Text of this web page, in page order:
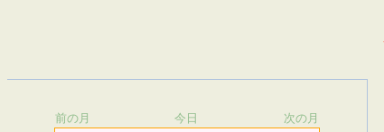
前の月 今日 次の月